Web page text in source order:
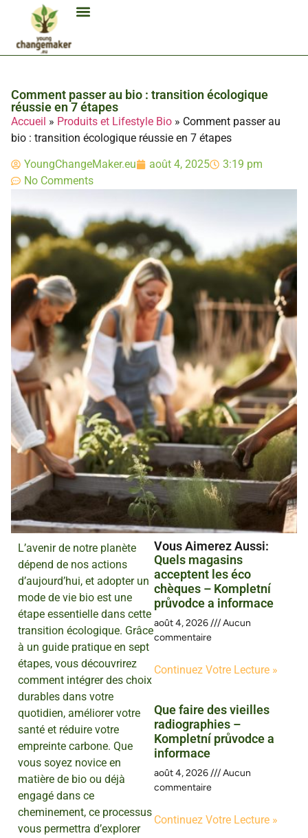
Comment passer au bio : transition écologique
réussie en 7 étapes
Accueil » Produits et Lifestyle Bio » Comment passer au
bio : transition écologique réussie en 7 étapes
YoungChangeMaker.eu août 4, 2025
3:19 pm
No Comments
L’avenir de notre planète
dépend de nos actions
d’aujourd’hui, et adopter un
mode de vie bio est une
étape essentielle dans cette
transition écologique. Grâce
à un guide pratique en sept
étapes, vous découvrirez
comment intégrer des choix
durables dans votre
quotidien, améliorer votre
santé et réduire votre
empreinte carbone. Que
vous soyez novice en
matière de bio ou déjà
engagé dans ce
cheminement, ce processus
vous permettra d’explorer
Vous Aimerez Aussi :
Quels magasins
acceptent les éco
chèques – Kompletní
průvodce a informace
août 4, 2026
Aucun
commentaire
Continuez Votre Lecture »
Que faire des vieilles
radiographies –
Kompletní průvodce a
informace
août 4, 2026
Aucun
commentaire
Continuez Votre Lecture »